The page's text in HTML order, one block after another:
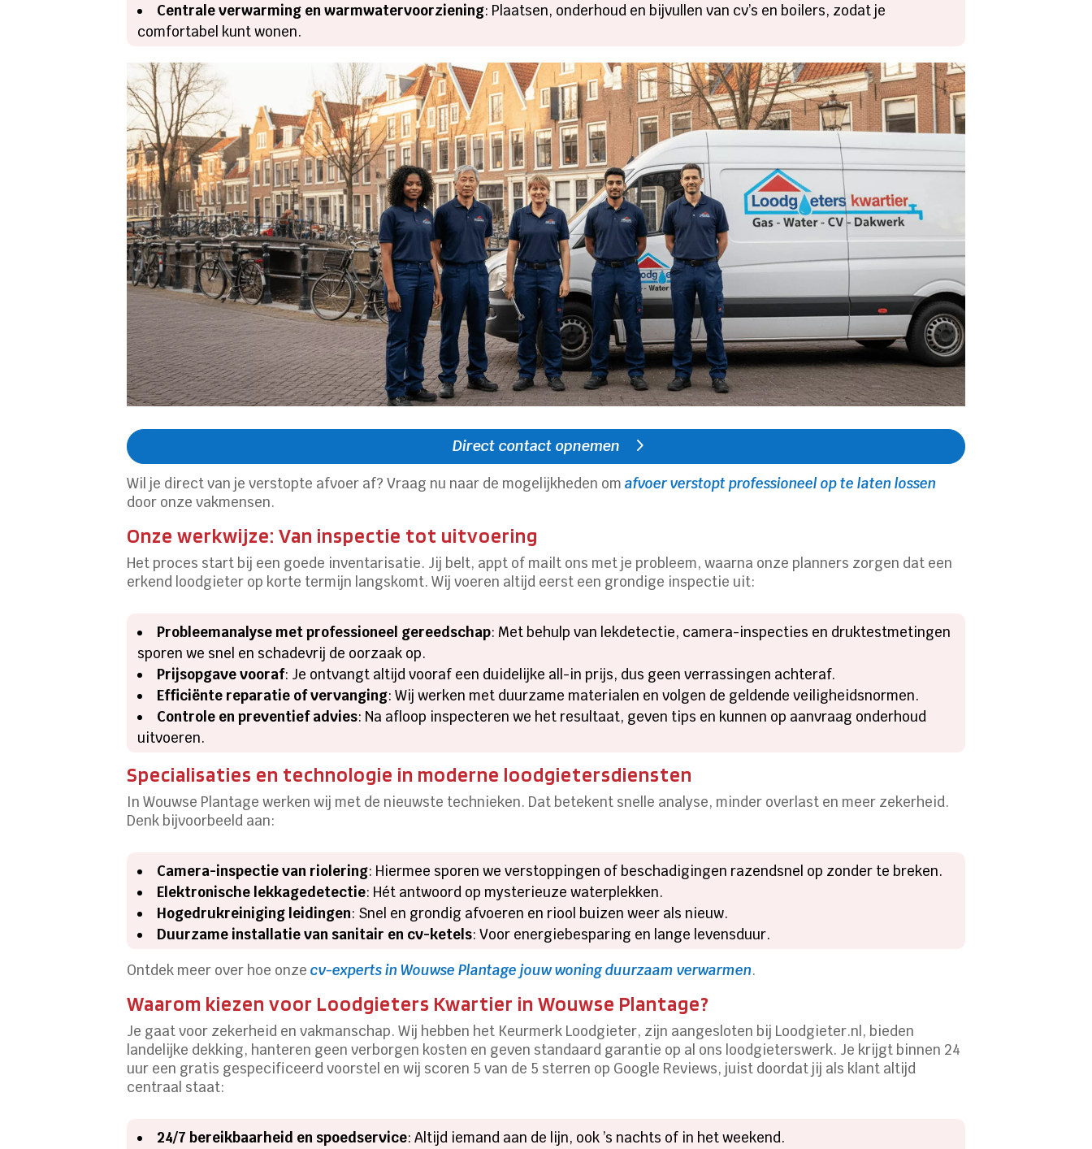
Centrale verwarming en warmwatervoorziening: Plaatsen, onderhoud en bijvullen van cv’s en boilers, zodat je
comfortabel kunt wonen.
Direct contact opnemen
Wil je direct van je verstopte afvoer af? Vraag nu naar de mogelijkheden omafvoer verstopt professioneel op te laten lossen
door onze vakmensen.
Onze werkwijze: Van inspectie tot uitvoering
Het proces start bij een goede inventarisatie. Jij belt, appt of mailt ons met je probleem, waarna onze planners zorgen dat een
erkend loodgieter op korte termijn langskomt. Wij voeren altijd eerst een grondige inspectie uit:
Probleemanalyse met professioneel gereedschap: Met behulp van lekdetectie, camera-inspecties en druktestmetingen
sporen we snel en schadevrij de oorzaak op.
Prijsopgave vooraf: Je ontvangt altijd vooraf een duidelijke all-in prijs, dus geen verrassingen achteraf.
Efficiënte reparatie of vervanging: Wij werken met duurzame materialen en volgen de geldende veiligheidsnormen.
Controle en preventief advies: Na afloop inspecteren we het resultaat, geven tips en kunnen op aanvraag onderhoud
uitvoeren.
Specialisaties en technologie in moderne loodgietersdiensten
In Wouwse Plantage werken wij met de nieuwste technieken. Dat betekent snelle analyse, minder overlast en meer zekerheid.
Denk bijvoorbeeld aan:
Camera-inspectie van riolering: Hiermee sporen we verstoppingen of beschadigingen razendsnel op zonder te breken.
Elektronische lekkagedetectie: Hét antwoord op mysterieuze waterplekken.
Hogedrukreiniging leidingen: Snel en grondig afvoeren en riool buizen weer als nieuw.
Duurzame installatie van sanitair en cv-ketels: Voor energiebesparing en lange levensduur.
Ontdek meer over hoe onzecv-experts in Wouwse Plantage jouw woning duurzaam verwarmen.
Waarom kiezen voor Loodgieters Kwartier in Wouwse Plantage?
Je gaat voor zekerheid en vakmanschap. Wij hebben het Keurmerk Loodgieter, zijn aangesloten bij Loodgieter.nl, bieden
landelijke dekking, hanteren geen verborgen kosten en geven standaard garantie op al ons loodgieterswerk. Je krijgt binnen 24
uur een gratis gespecificeerd voorstel en wij scoren 5 van de 5 sterren op Google Reviews, juist doordat jij als klant altijd
centraal staat:
24/7 bereikbaarheid en spoedservice: Altijd iemand aan de lijn, ook ’s nachts of in het weekend.